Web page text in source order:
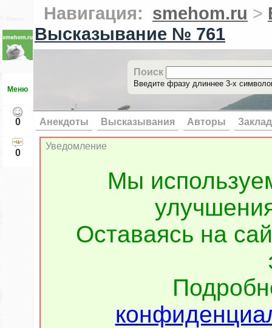
Меню
0
0
Навигация: smehom.ru >
Высказывание № 761
Поиск
Введите фразу длиннее 3-х
Анекдоты Высказывания Авторы
Уведомление
Мы
Оставаясь на